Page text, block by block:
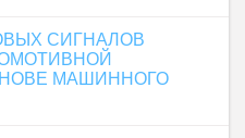
СИГНАЛОВ
МАШИННОГО